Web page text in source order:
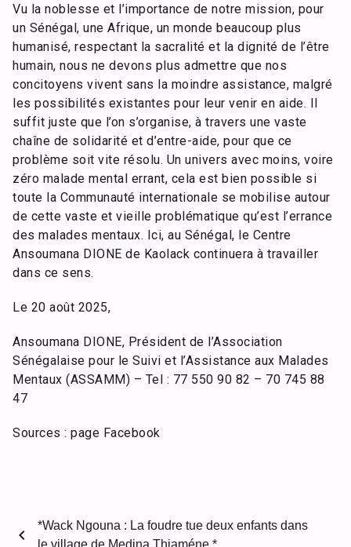
Vu la noblesse et l’importance de notre mission, pour
un Sénégal, une Afrique, un monde beaucoup plus
humanisé, respectant la sacralité et la dignité de l’être
humain, nous ne devons plus admettre que nos
concitoyens vivent sans la moindre assistance, malgré
les possibilités existantes pour leur venir en aide. Il
suffit juste que l’on s’organise, à travers une vaste
chaîne de solidarité et d’entre-aide, pour que ce
problème soit vite résolu. Un univers avec moins, voire
zéro malade mental errant, cela est bien possible si
toute la Communauté internationale se mobilise autour
de cette vaste et vieille problématique qu’est l’errance
des malades mentaux. Ici, au Sénégal, le Centre
Ansoumana DIONE de Kaolack continuera à travailler
dans ce sens.
Le 20 août 2025,
Ansoumana DIONE, Président de l’Association
Sénégalaise pour le Suivi et l’Assistance aux Malades
Mentaux (ASSAMM) – Tel : 77 550 90 82 – 70 745 88
47
Sources : page Facebook
chevron_left
*Wack Ngouna : La foudre tue deux enfants dans
le village de Medina Thiaméne *